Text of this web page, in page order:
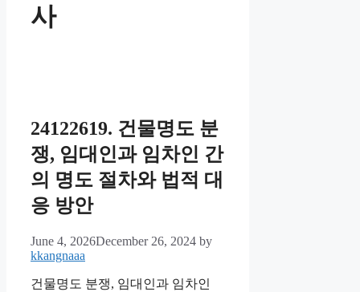
사
24122619. 건물명도 분
쟁, 임대인과 임차인 간
의 명도 절차와 법적 대
응 방안
June 4, 2026December 26, 2024 by
kkangnaaa
건물명도 분쟁, 임대인과 임차인